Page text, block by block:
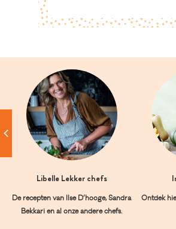
Libelle Lekker chefs
De recepten van Ilse D’hooge, Sandra
Bekkari en al onze andere chefs.
Ontdek